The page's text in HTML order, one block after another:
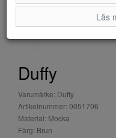
Duffy
Varumärke: Duffy
Artikelnummer: 0051706
Material: Mocka
Färg: Brun
Läs